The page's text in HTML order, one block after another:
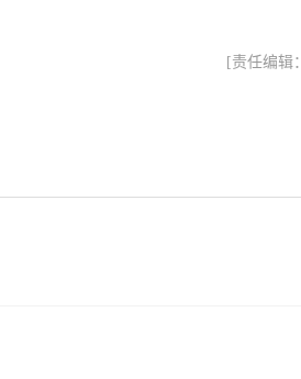
[责任编辑